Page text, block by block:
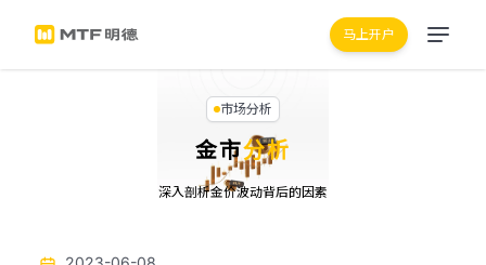
马上开户
市场分析
金市分析
深入剖析金价波动背后的因素